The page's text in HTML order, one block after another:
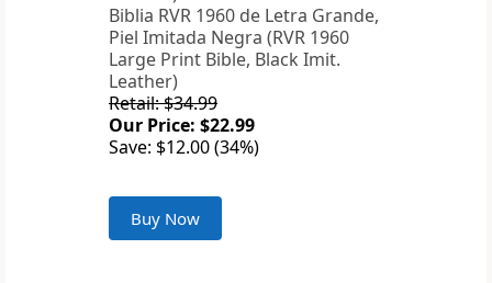
Biblia RVR 1960 de Letra Grande,
Piel Imitada Negra (RVR 1960
Large Print Bible, Black Imit.
Leather)
Retail: $34.99
Our Price: $22.99
Save: $12.00 (34%)
Buy Now